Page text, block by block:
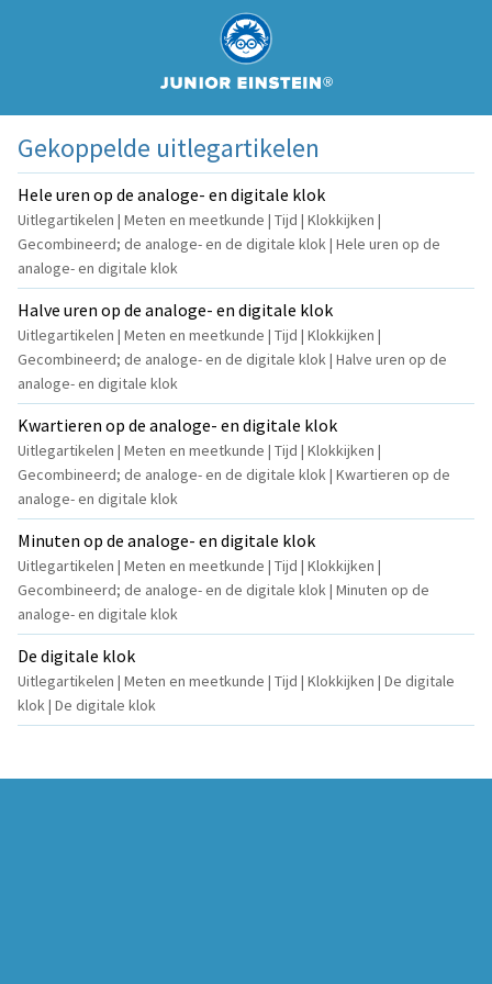
Gekoppelde uitlegartikelen
Hele uren op de analoge- en digitale klok
Uitlegartikelen | Meten en meetkunde | Tijd | Klokkijken |
Gecombineerd; de analoge- en de digitale klok | Hele uren op de
analoge- en digitale klok
Halve uren op de analoge- en digitale klok
Uitlegartikelen | Meten en meetkunde | Tijd | Klokkijken |
Gecombineerd; de analoge- en de digitale klok | Halve uren op de
analoge- en digitale klok
Kwartieren op de analoge- en digitale klok
Uitlegartikelen | Meten en meetkunde | Tijd | Klokkijken |
Gecombineerd; de analoge- en de digitale klok | Kwartieren op de
analoge- en digitale klok
Minuten op de analoge- en digitale klok
Uitlegartikelen | Meten en meetkunde | Tijd | Klokkijken |
Gecombineerd; de analoge- en de digitale klok | Minuten op de
analoge- en digitale klok
De digitale klok
Uitlegartikelen | Meten en meetkunde | Tijd | Klokkijken | De digitale
klok | De digitale klok